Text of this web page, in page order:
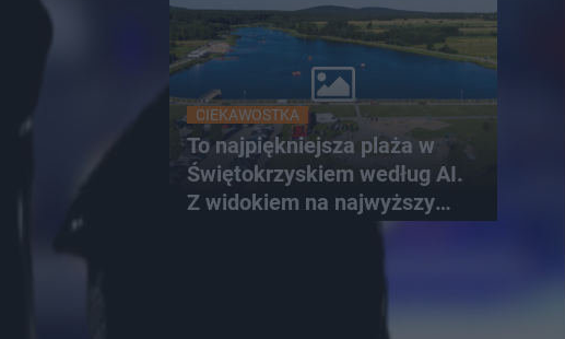
CIEKAWOSTKA
To najpiękniejsza plaża w
Świętokrzyskiem według AI.
Z widokiem na najwyższy